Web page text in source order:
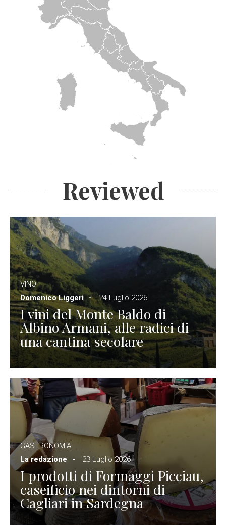
Reviewed
VINO
Domenico Liggeri
24 Luglio 2026
I vini del Monte Baldo di
Albino Armani, alle radici di
una cantina secolare
GASTRONOMIA
La redazione
23 Luglio 2026
I prodotti di Formaggi Picciau,
caseificio nei dintorni di
Cagliari in Sardegna